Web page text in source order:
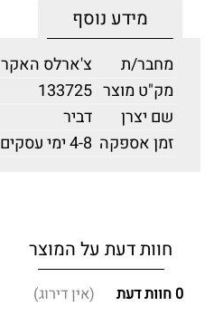
מידע נוסף
מחבר/ת
צ'ארלס האקר
מק"ט מוצר 133725
שם יצרן
דביר
זמן אספקה 4-8 ימי עסקים
חוות דעת על המוצר
0חוות דעת (אין דירוג)